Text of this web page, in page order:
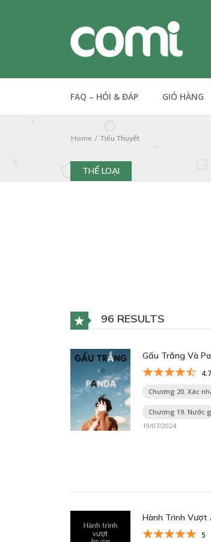
FAQ – HỎI & ĐÁP GIỎ HÀNG
Home Tiểu Thuyết
THỂ LOẠI
96 RESULTS
Gấu Trắng Và
4.7
Chương 20. Xác
Chương 19. Nước
19/07/2024
Hành Trình Vượt
5